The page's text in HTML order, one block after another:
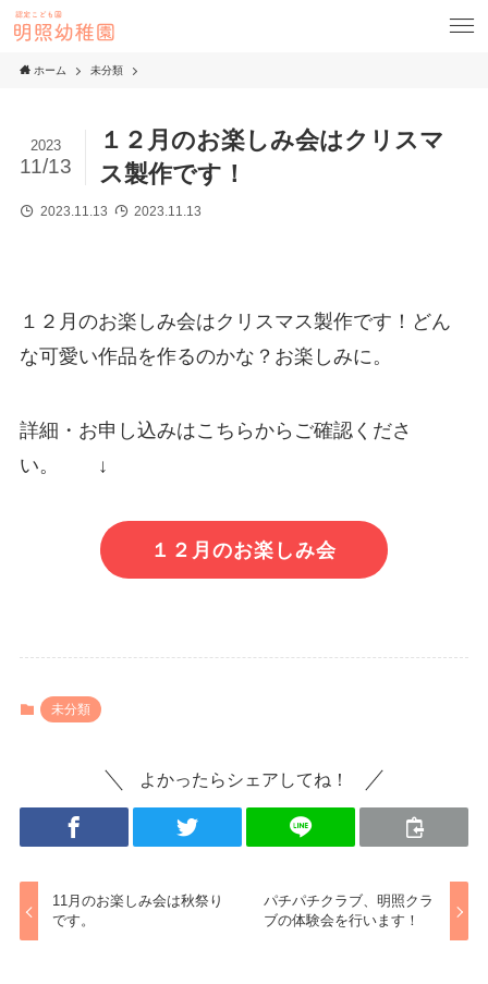
ホーム 未分類
１２月のお楽しみ会はクリスマ
ス製作です！
2023
11/13
2023.11.13 2023.11.13
１２月のお楽しみ会はクリスマス製作です！どん
な可愛い作品を作るのかな？お楽しみに。
詳細・お申し込みはこちらからご確認くださ
い。 ↓
１２月のお楽しみ会
未分類
よかったらシェアしてね！
11月のお楽しみ会は秋祭り
です。
パチパチクラブ、明照クラ
ブの体験会を行います！